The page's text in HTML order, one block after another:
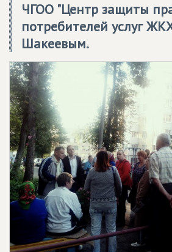
ЧГОО "Центр защиты
потребителей услуг
Шакеевым.